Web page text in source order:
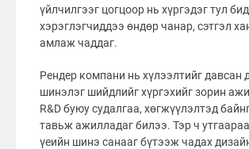
үйлчилгээг цогцоор нь хүргэдэг тул бид
хэрэглэгчиддээ өндөр чанар, сэтгэл
амлаж чаддаг.
Рендер компани нь хүлээлтийг давсан
шинэлэг шийдлийг хүргэхийг зорин
R&D буюу судалгаа, хөгжүүлэлтэд
тавьж ажилладаг билээ. Тэр ч
үеийн шинэ санааг бүтээж чадах